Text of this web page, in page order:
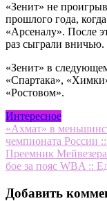
«Зенит» не
прошлого года,
«Арсеналу». После
раз сыграли вничью.
«Зенит» в
«Спартака»,
«Ростовом».
Интересное
Навигация
по
записям
«Ахмат» в
чемпионата России
Преемник
бое за пояс WBA ::
Добавить